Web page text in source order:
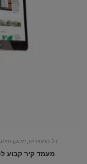
כל המוצרים,מתקן
מעמד קיר קבוע